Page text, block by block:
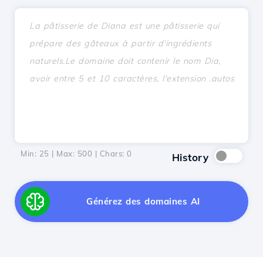
Min: 25 | Max: 500 | Chars: 0 History
Générez des domaines AI